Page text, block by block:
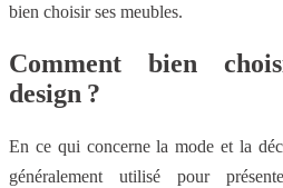
bien choisir ses meubles.
Comment bien
design ?
En ce qui concerne la mode et la
généralement utilisé pour